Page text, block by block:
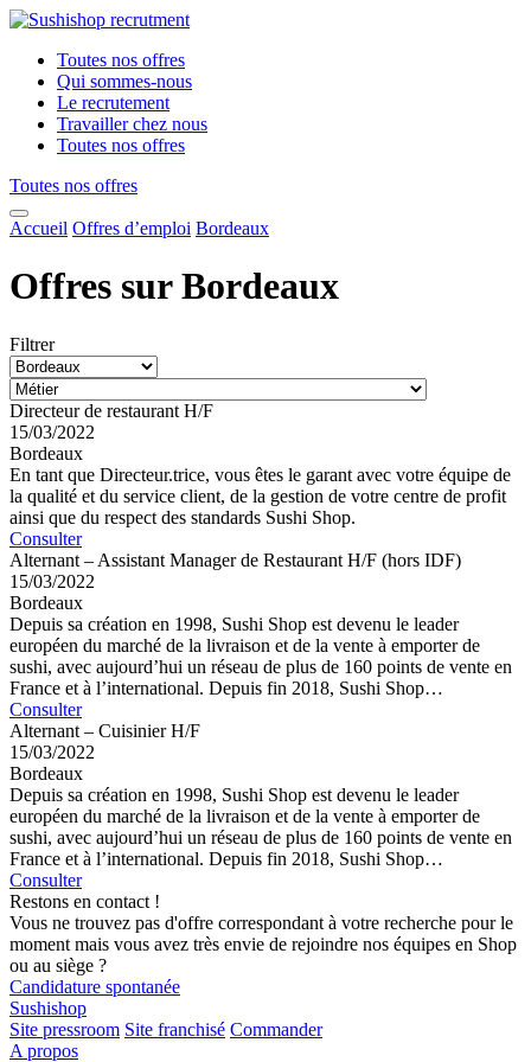
Toutes nos offres
Qui sommes-nous
Le recrutement
Travailler chez nous
Toutes nos offres
Toutes nos offres
Accueil Offres d’emploi Bordeaux
Offres sur Bordeaux
Filtrer
Directeur de restaurant H/F
15/03/2022
Bordeaux
En tant que Directeur.trice, vous êtes le garant avec votre équipe de
la qualité et du service client, de la gestion de votre centre de profit
ainsi que du respect des standards Sushi Shop.
Consulter
Alternant – Assistant Manager de Restaurant H/F (hors IDF)
15/03/2022
Bordeaux
Depuis sa création en 1998, Sushi Shop est devenu le leader
européen du marché de la livraison et de la vente à emporter de
sushi, avec aujourd’hui un réseau de plus de 160 points de vente en
France et à l’international. Depuis fin 2018, Sushi Shop…
Consulter
Alternant – Cuisinier H/F
15/03/2022
Bordeaux
Depuis sa création en 1998, Sushi Shop est devenu le leader
européen du marché de la livraison et de la vente à emporter de
sushi, avec aujourd’hui un réseau de plus de 160 points de vente en
France et à l’international. Depuis fin 2018, Sushi Shop…
Consulter
Restons en contact !
Vous ne trouvez pas d'offre correspondant à votre recherche pour le
moment mais vous avez très envie de rejoindre nos équipes en Shop
ou au siège ?
Candidature spontanée
Sushishop
Site pressroom Site franchisé Commander
A propos